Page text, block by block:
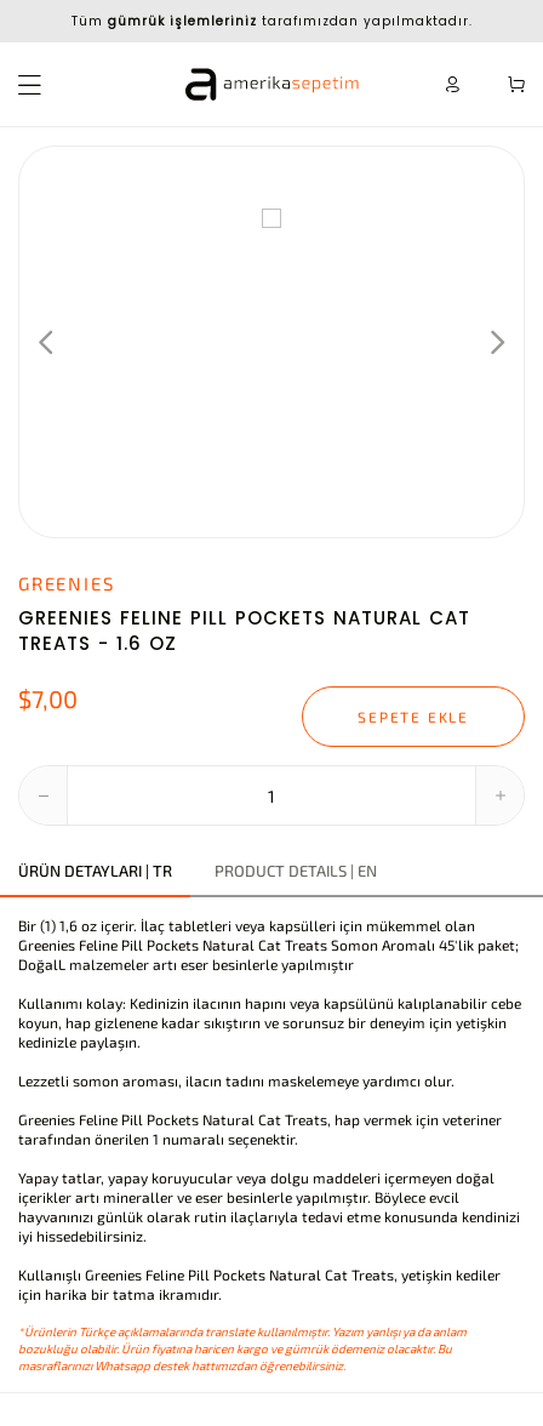
Tüm gümrük işlemleriniz tarafımızdan yapılmaktadır.
GREENIES
GREENIES FELINE PILL POCKETS NATURAL CAT
TREATS - 1.6 OZ
$7,00
SEPETE EKLE
ÜRÜN DETAYLARI | TR PRODUCT DETAILS | EN
Bir (1) 1,6 oz içerir. İlaç tabletleri veya kapsülleri için mükemmel olan
Greenies Feline Pill Pockets Natural Cat Treats Somon Aromalı 45'lik paket;
DoğalL malzemeler artı eser besinlerle yapılmıştır
Kullanımı kolay: Kedinizin ilacının hapını veya kapsülünü kalıplanabilir cebe
koyun, hap gizlenene kadar sıkıştırın ve sorunsuz bir deneyim için yetişkin
kedinizle paylaşın.
Lezzetli somon aroması, ilacın tadını maskelemeye yardımcı olur.
Greenies Feline Pill Pockets Natural Cat Treats, hap vermek için veteriner
tarafından önerilen 1 numaralı seçenektir.
Yapay tatlar, yapay koruyucular veya dolgu maddeleri içermeyen doğal
içerikler artı mineraller ve eser besinlerle yapılmıştır. Böylece evcil
hayvanınızı günlük olarak rutin ilaçlarıyla tedavi etme konusunda kendinizi
iyi hissedebilirsiniz.
Kullanışlı Greenies Feline Pill Pockets Natural Cat Treats, yetişkin kediler
için harika bir tatma ikramıdır.
*Ürünlerin Türkçe açıklamalarında translate kullanılmıştır. Yazım yanlışı ya da anlam
bozukluğu olabilir. Ürün fiyatına haricen kargo ve gümrük ödemeniz olacaktır. Bu
masraflarınızı Whatsapp destek hattımızdan öğrenebilirsiniz.